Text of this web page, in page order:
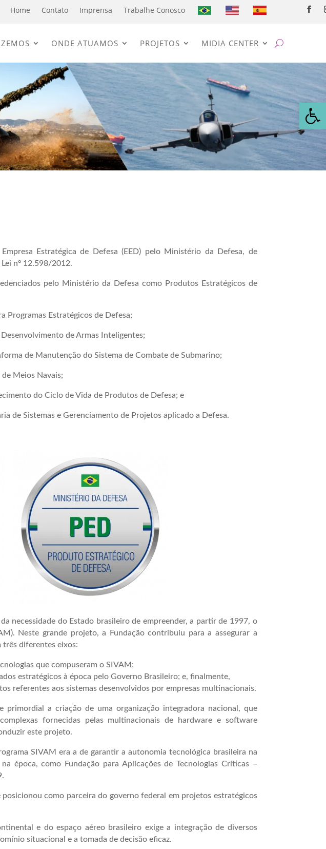
Home Contato Imprensa Trabalhe Conosco
ONDE ATUAMOS PROJETOS MIDIA CENTER
Estratégica de Defesa (EED) pelo Ministério da Defesa, de
nº 12.598/2012.
pelo Ministério da Defesa como Produtos Estratégicos de
Programas Estratégicos de Defesa;
de Armas Inteligentes;
de Manutenção do Sistema de Combate de Submarino;
Meios Navais;
do Ciclo de Vida de Produtos de Defesa; e
de Sistemas e Gerenciamento de Projetos aplicado a Defesa.
necessidade do Estado brasileiro de empreender, a partir de 1997, o
Neste grande projeto, a Fundação contribuiu para a assegurar a
três diferentes eixos:
que compuseram o SIVAM;
estratégicos à época pelo Governo Brasileiro; e, finalmente,
referentes aos sistemas desenvolvidos por empresas multinacionais.
a criação de uma organização integradora nacional, que
fornecidas pelas multinacionais de hardware e software
este projeto.
SIVAM era a de garantir a autonomia tecnológica brasileira na
época, como Fundação para Aplicações de Tecnologias Críticas –
posicionou como parceira do governo federal em projetos estratégicos
e do espaço aéreo brasileiro exige a integração de diversos
situacional e a tomada de decisão eficaz.
Abrir